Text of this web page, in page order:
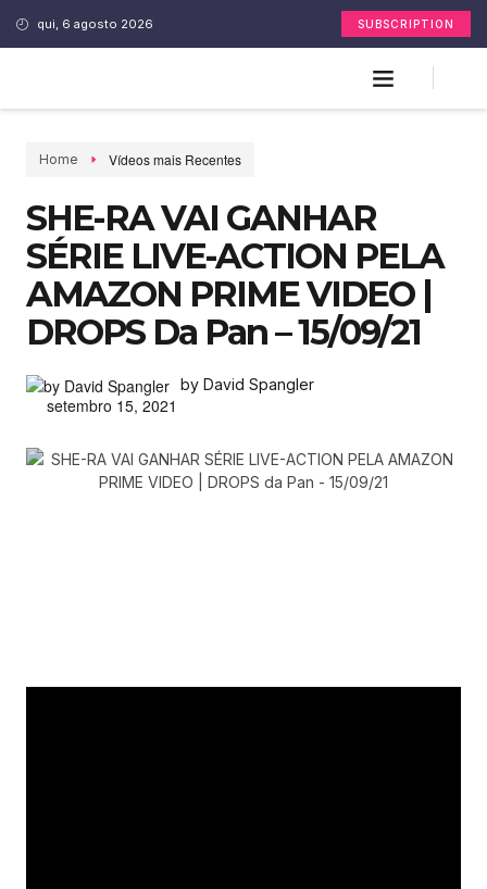
qui, 6 agosto 2026 SUBSCRIPTION
Home Vídeos mais Recentes
SHE-RA VAI GANHAR
SÉRIE LIVE-ACTION PELA
AMAZON PRIME VIDEO |
DROPS Da Pan – 15/09/21
by David Spangler
setembro 15, 2021